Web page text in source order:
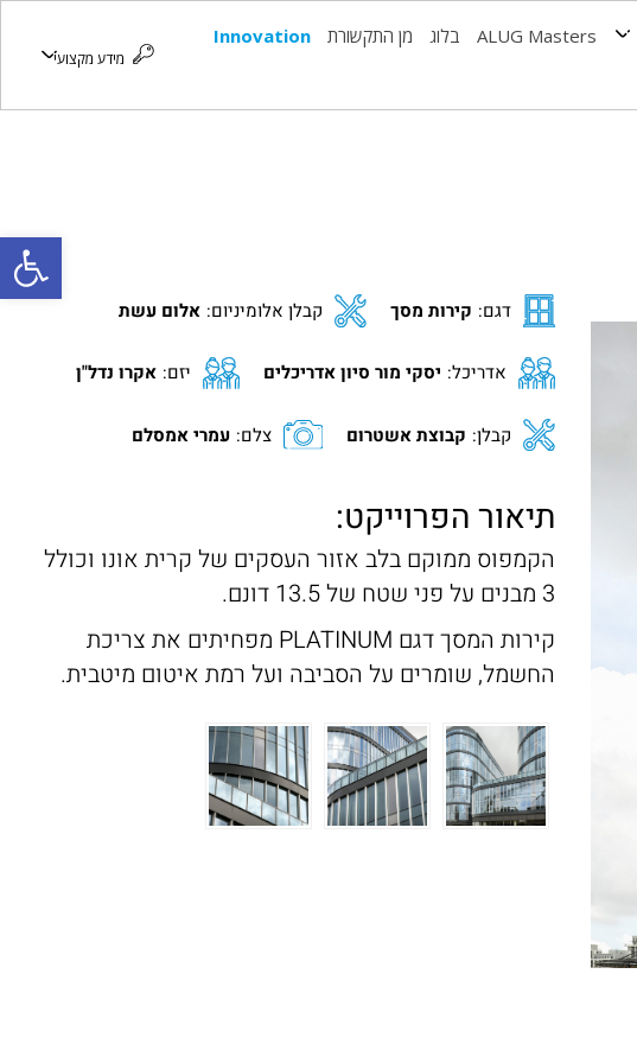
פתח
ALUG Masters בלוג מן התקשורת
Innovation
מידע מקצועי
דגם: קירות מסך קבלן אלומיניום: אלום עשת
אדריכל: יסקי מור סיון אדריכלים יזם: אקרו נדל"ן
קבלן: קבוצת אשטרום צלם: עמרי אמסלם
תיאור הפרוייקט:
הקמפוס ממוקם בלב אזור העסקים של קרית אונו וכולל
3 מבנים על פני שטח של 13.5 דונם.
קירות המסך דגם PLATINUM מפחיתים את צריכת
החשמל, שומרים על הסביבה ועל רמת איטום מיטבית.